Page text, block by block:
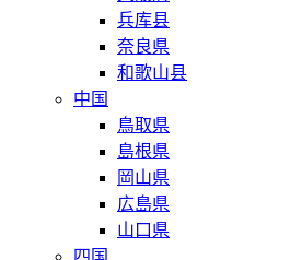
兵库县
奈良県
和歌山县
中国
鳥取県
島根県
岡山県
広島県
山口県
四国